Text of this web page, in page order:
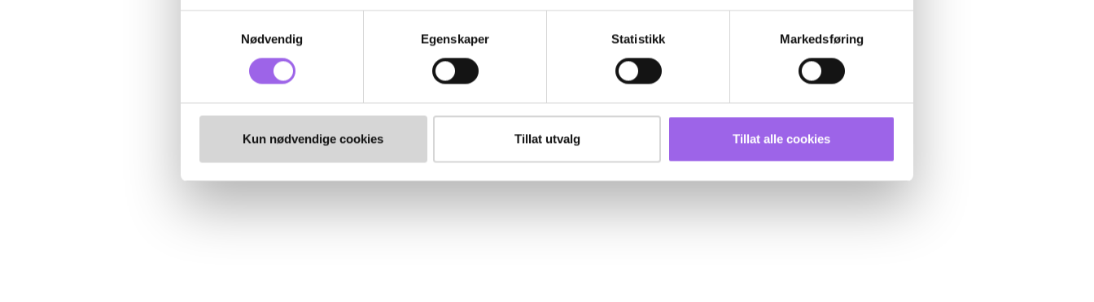
Nødvendig
Egenskaper Statistikk Markedsføring
Kun nødvendige cookies Tillat utvalg Tillat alle cookies